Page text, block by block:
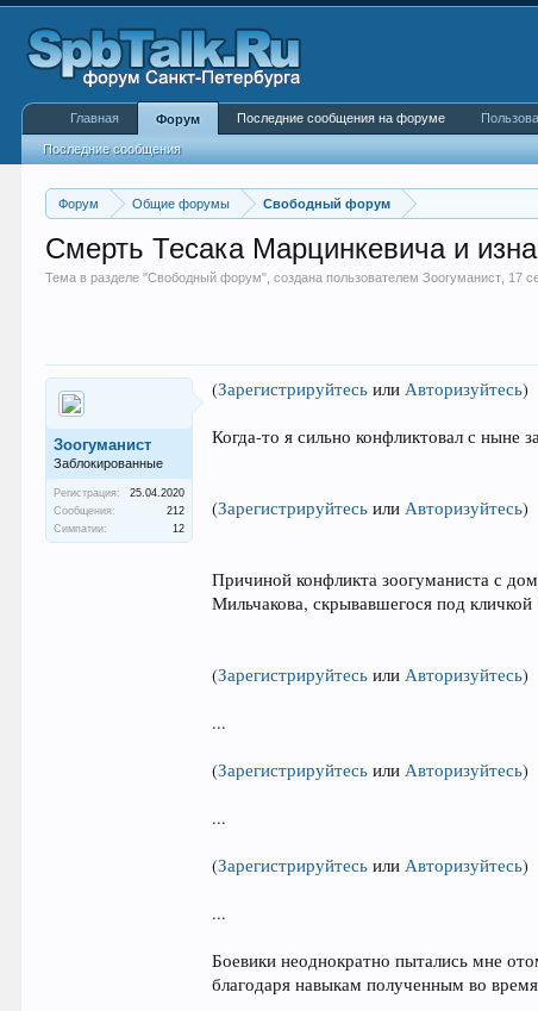
Форум Общие форумы Свободный форум
Смерть Тесака Марцинкевича и
Тема в разделе "Свободный форум", создана пользователемЗоогуманист 17
Зоогуманист
Заблокированные
Регистрация:
25.04.2020
Сообщения:
212
Симпатии:
12
(Зарегистрируйтесь илиАвторизуйтесь)
Когда-то я сильно конфликтовал с ныне
(Зарегистрируйтесь илиАвторизуйтесь)
Причиной конфликта зоогуманиста с
Мильчакова, скрывавшегося под
(Зарегистрируйтесь илиАвторизуйтесь)
...
(Зарегистрируйтесь илиАвторизуйтесь)
...
(Зарегистрируйтесь илиАвторизуйтесь)
...
Боевики неоднократно пытались мне
благодаря навыкам полученным во
Главная Форум
Последние сообщения
Последние сообщения на форуме